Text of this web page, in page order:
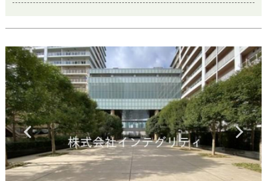
Previous